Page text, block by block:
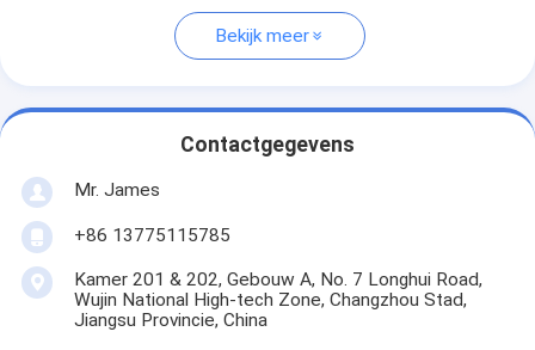
Bekijk meer
Contactgegevens
Mr. James
+86 13775115785
Kamer 201 & 202, Gebouw A, No. 7 Longhui Road,
Wujin National High-tech Zone, Changzhou Stad,
Jiangsu Provincie, China